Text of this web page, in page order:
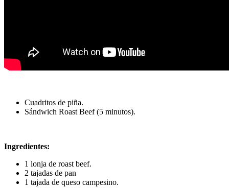
Cuadritos de piña.
Sándwich Roast Beef (5 minutos).
Ingredientes:
1 lonja de roast beef.
2 tajadas de pan
1 tajada de queso campesino.